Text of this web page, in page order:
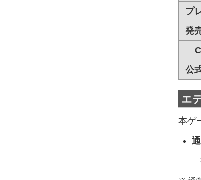
プ
発
公
エ
本ゲ